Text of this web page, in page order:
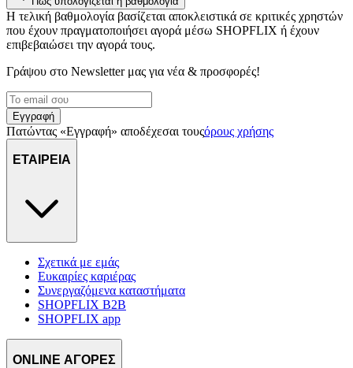
διαφημίσεων και περιεχομένου, τις μετρήσεις σχετικά με
διαφημίσεις και περιεχόμενο, την καλύτερη εικόνα του κοινού
μας και την ανάπτυξη προϊόντων. Επίσης, κοινοποιούμε
πληροφορίες σχετικά με την από μέρους σας χρήση της
τοποθεσίας μας στους συνεργάτες μέσων κοινωνικής
Η τελική βαθμολογία βασίζεται αποκλειστικά σε κριτικές χρηστών
που έχουν πραγματοποιήσει αγορά μέσω SHOPFLIX ή έχουν
επιβεβαιώσει την αγορά τους.
Γράψου στο Νewsletter μας για νέα & προσφορές!
Εγγραφή
Πατώντας «Εγγραφή» αποδέχεσαι τουςόρους χρήσης
ΕΤΑΙΡΕΙΑ
Σχετικά με εμάς
Ευκαιρίες καριέρας
Συνεργαζόμενα καταστήματα
SHOPFLIX B2B
SHOPFLIX app
ONLINE ΑΓΟΡΕΣ